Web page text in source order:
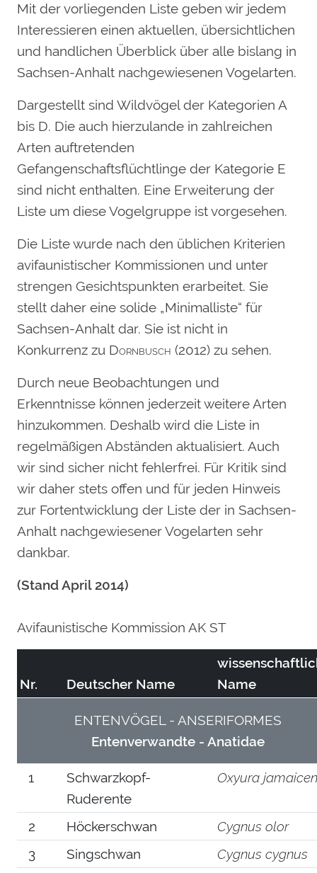
Mit der vorliegenden Liste geben wir jedem
Interessieren einen aktuellen, übersichtlichen
und handlichen Überblick über alle bislang in
Sachsen-Anhalt nachgewiesenen Vogelarten.
Dargestellt sind Wildvögel der Kategorien A
bis D. Die auch hierzulande in zahlreichen
Arten auftretenden
Gefangenschaftsflüchtlinge der Kategorie E
sind nicht enthalten. Eine Erweiterung der
Liste um diese Vogelgruppe ist vorgesehen.
Die Liste wurde nach den üblichen Kriterien
avifaunistischer Kommissionen und unter
strengen Gesichtspunkten erarbeitet. Sie
stellt daher eine solide „Minimalliste“ für
Sachsen-Anhalt dar. Sie ist nicht in
Konkurrenz zu Dornbusch (2012) zu sehen.
Durch neue Beobachtungen und
Erkenntnisse können jederzeit weitere Arten
hinzukommen. Deshalb wird die Liste in
regelmäßigen Abständen aktualisiert. Auch
wir sind sicher nicht fehlerfrei. Für Kritik sind
wir daher stets offen und für jeden Hinweis
zur Fortentwicklung der Liste der in Sachsen-
Anhalt nachgewiesener Vogelarten sehr
dankbar.
(Stand April 2014)
Avifaunistische Kommission AK ST
Nr. Deutscher Name
Name
ENTENVÖGEL - ANSERIFORMES
Entenverwandte - Anatidae
1
Schwarzkopf-
Ruderente
Oxyura
2 Höckerschwan
Cygnus olor
3
Singschwan
Cygnus cygnus